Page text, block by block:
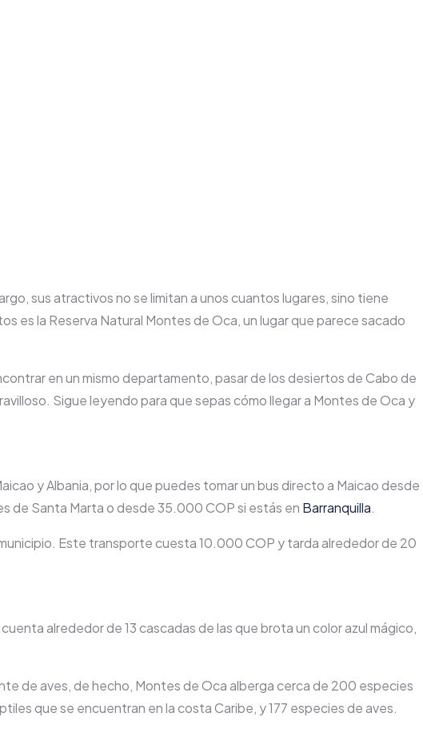
sus atractivos no se limitan a unos cuantos lugares, sino tiene
es la Reserva Natural Montes de Oca, un lugar que parece sacado
en un mismo departamento, pasar de los desiertos de Cabo de
Sigue leyendo para que sepas cómo llegar a Montes de Oca y
y Albania, por lo que puedes tomar un bus directo a Maicao desde
de Santa Marta o desde 35.000 COP si estás en Barranquilla.
Este transporte cuesta 10.000 COP y tarda alrededor de 20
alrededor de 13 cascadas de las que brota un color azul mágico,
de aves, de hecho, Montes de Oca alberga cerca de 200 especies
que se encuentran en la costa Caribe, y 177 especies de aves.